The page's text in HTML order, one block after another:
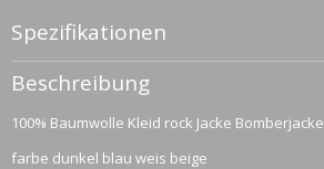
Spezifikationen
Größe (l,b,h)
50 x 140 x 0 cm
Beschreibung
100% Baumwolle Kleid rock Jacke Bomberjacke
farbe dunkel blau weis beige